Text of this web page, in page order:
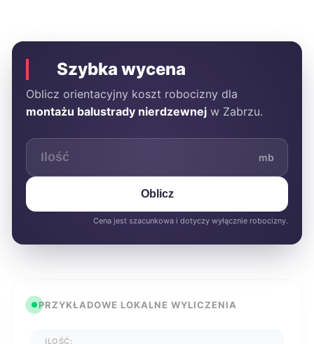
Szybka wycena
Oblicz orientacyjny koszt robocizny dla
montażu balustrady nierdzewnej w Zabrzu.
mb
Oblicz
Cena jest szacunkowa i dotyczy wyłącznie robocizny.
PRZYKŁADOWE LOKALNE WYLICZENIA
ILOŚĆ: